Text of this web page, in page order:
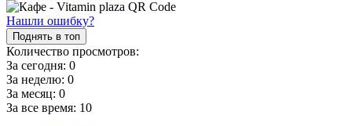
Нашли ошибку?
Поднять в топ
Количество просмотров:
За сегодня: 0
За неделю: 0
За месяц: 0
За все время: 10